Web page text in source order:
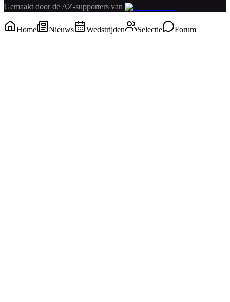
Gemaakt door de AZ-supporters van
Home Nieuws Wedstrijden Selectie Forum